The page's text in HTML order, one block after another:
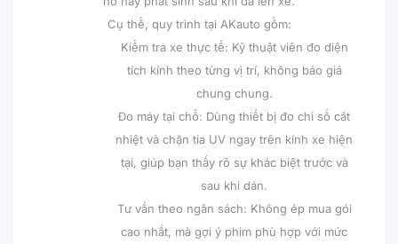
Cụ thể, quy trình tại AKauto gồm:
Kiểm tra xe thực tế: Kỹ thuật viên đo diện
tích kính theo từng vị trí, không báo giá
chung chung.
Đo máy tại chỗ: Dùng thiết bị đo chỉ số cắt
nhiệt và chặn tia UV ngay trên kính xe hiện
tại, giúp bạn thấy rõ sự khác biệt trước và
sau khi dán.
Tư vấn theo ngân sách: Không ép mua gói
cao nhất, mà gợi ý phim phù hợp với mức